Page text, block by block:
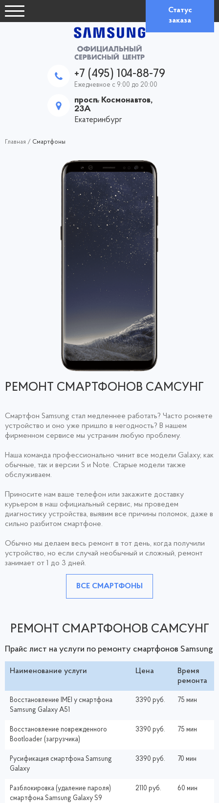
Статус
заказа
+7 (495) 104-88-79
Ежедневное с 9:00 до 20:00
просп. Космонавтов,
23А
Екатеринбург
Главная / Смартфоны
РЕМОНТ СМАРТФОНОВ САМСУНГ
Смартфон Samsung стал медленнее работать? Часто роняете
устройство и оно уже пришло в негодность? В нашем
фирменном сервисе мы устраним любую проблему.
Наша команда профессионально чинит все модели Galaxy, как
обычные, так и версии S и Notе. Старые модели также
обслуживаем.
Приносите нам ваше телефон или закажите доставку
курьером в наш официальный сервис, мы проведем
диагностику устройства, выявим все причины поломок, даже в
сильно разбитом смартфоне.
Обычно мы делаем весь ремонт в тот день, когда получили
устройство, но если случай необычный и сложный, ремонт
занимает от 1 до 3 дней.
ВСЕ СМАРТФОНЫ
РЕМОНТ СМАРТФОНОВ САМСУНГ
Прайс лист на услуги по ремонту смартфонов Samsung
Наименование услуги Цена
Время
ремонта
Восстановление IMEI у смартфона
Samsung Galaxy A51
3390 руб. 75 мин
Восстановление поврежденного
Bootloader (загрузчика)
3390 руб. 75 мин
Русификация смартфона Samsung
Galaxy
3390 руб. 70 мин
Разблокировка (удаление пароля)
смартфона Samsung Galaxy S9
2110 руб. 60 мин